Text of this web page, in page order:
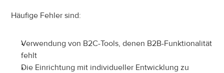
Häufige Fehler sind:
Verwendung von B2C-Tools, denen B2B-Funktionalität
fehlt
Die Einrichtung mit individueller Entwicklung zu